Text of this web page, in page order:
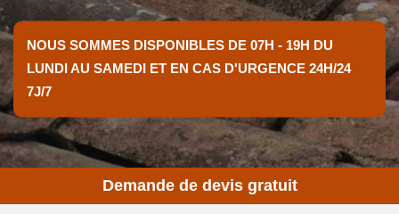
NOUS SOMMES DISPONIBLES DE 07H - 19H DU
LUNDI AU SAMEDI ET EN CAS D'URGENCE 24H/24
7J/7
Demande de devis gratuit